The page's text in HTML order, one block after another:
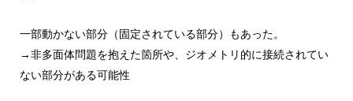
一部動かない部分（固定されている部分）もあった。
→非多面体問題を抱えた箇所や、ジオメトリ的に接続されてい
ない部分がある可能性